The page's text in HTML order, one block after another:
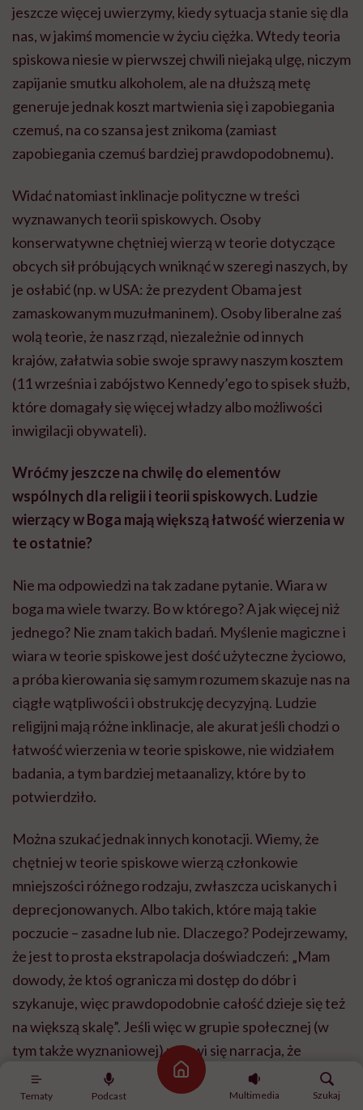
Tematy Podcast
Strona główna
Multimedia
Szukaj
jeszcze więcej uwierzymy, kiedy sytuacja stanie się dla
nas, w jakimś momencie w życiu ciężka. Wtedy teoria
spiskowa niesie w pierwszej chwili niejaką ulgę, niczym
zapijanie smutku alkoholem, ale na dłuższą metę
generuje jednak koszt martwienia się i zapobiegania
czemuś, na co szansa jest znikoma (zamiast
zapobiegania czemuś bardziej prawdopodobnemu).
Widać natomiast inklinacje polityczne w treści
wyznawanych teorii spiskowych. Osoby
konserwatywne chętniej wierzą w teorie dotyczące
obcych sił próbujących wniknąć w szeregi naszych, by
je osłabić (np. w USA: że prezydent Obama jest
zamaskowanym muzułmaninem). Osoby liberalne zaś
wolą teorie, że nasz rząd, niezależnie od innych
krajów, załatwia sobie swoje sprawy naszym kosztem
(11 września i zabójstwo Kennedy’ego to spisek służb,
które domagały się więcej władzy albo możliwości
inwigilacji obywateli).
Wróćmy jeszcze na chwilę do elementów
wspólnych dla religii i teorii spiskowych. Ludzie
wierzący w Boga mają większą łatwość wierzenia w
te ostatnie?
Nie ma odpowiedzi na tak zadane pytanie. Wiara w
boga ma wiele twarzy. Bo w którego? A jak więcej niż
jednego? Nie znam takich badań. Myślenie magiczne i
wiara w teorie spiskowe jest dość użyteczne życiowo,
a próba kierowania się samym rozumem skazuje nas na
ciągłe wątpliwości i obstrukcję decyzyjną. Ludzie
religijni mają różne inklinacje, ale akurat jeśli chodzi o
łatwość wierzenia w teorie spiskowe, nie widziałem
badania, a tym bardziej metaanalizy, które by to
potwierdziło.
Można szukać jednak innych konotacji. Wiemy, że
chętniej w teorie spiskowe wierzą członkowie
mniejszości różnego rodzaju, zwłaszcza uciskanych i
deprecjonowanych. Albo takich, które mają takie
poczucie – zasadne lub nie. Dlaczego? Podejrzewamy,
że jest to prosta ekstrapolacja doświadczeń: „Mam
dowody, że ktoś ogranicza mi dostęp do dóbr i
szykanuje, więc prawdopodobnie całość dzieje się też
na większą skalę”. Jeśli więc w grupie społecznej (w
tym także wyznaniowej) pojawi się narracja, że
jesteśmy prześladowani, to pewnie skoreluje to z
gotowością wiary w teorie spiskowe, ale sama wiara